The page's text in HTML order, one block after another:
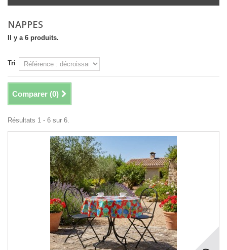
NAPPES
Il y a 6 produits.
Tri
Comparer (0)
Résultats 1 - 6 sur 6.